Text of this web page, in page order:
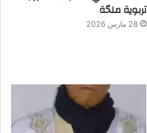
تربوية ملحّة
28 مارس 2026